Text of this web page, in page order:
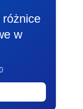
różnice
w